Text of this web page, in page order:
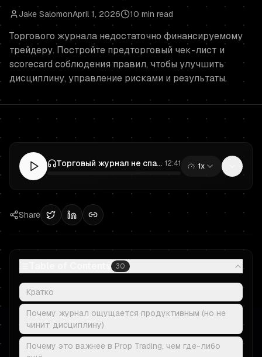
Jake SalomonApril 1, 2026 10 min read
Торгового журнала недостаточно финансируемому
трейдеру. Постройте предторговый чек-лист и
scorecard соблюдения правил, чтобы улучшить
дисциплину, управление рисками и результаты.
Торговый журнал не спасёт ваш Prop Trading аккаунт: используйте предторговый чек-лист и Scorecard соблюдения правил·12:41 1x
Share
30
Кратко
Почему журнал ощущается продуктивным (но не
чинит дисциплину)
Почему это важнее в Prop Trading, чем где-либо